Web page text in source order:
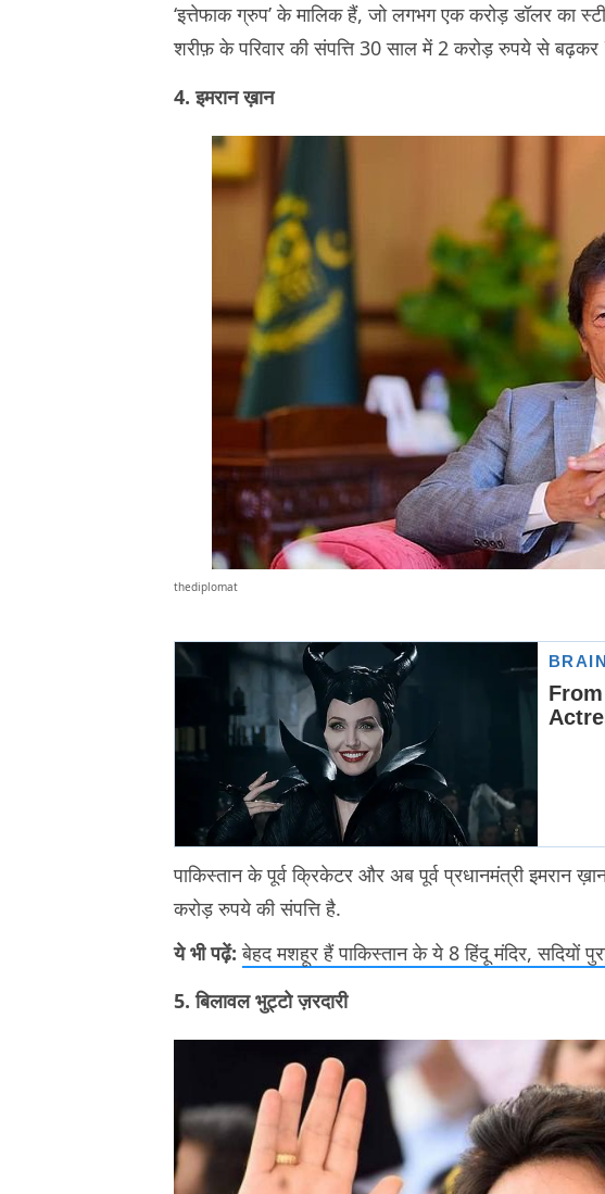
‘इत्तेफाक ग्रुप’ के मालिक हैं, जो लगभग एक करोड़ डॉलर का
शरीफ़ के परिवार की संपत्ति 30 साल में 2 करोड़ रुपये से
4. इमरान ख़ान
thediplomat
पाकिस्तान के पूर्व क्रिकेटर और अब पूर्व प्रधानमंत्री इमरान
करोड़ रुपये की संपत्ति है.
ये भी पढ़ें: बेहद मशहूर हैं पाकिस्तान के ये 8 हिंदू मंदिर, सदियों
5. बिलावल भुट्टो ज़रदारी